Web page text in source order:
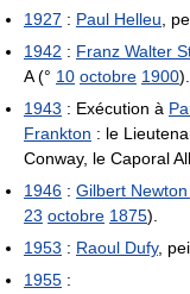
1927 : Paul Helleu,
1942 : Franz Walter
A (° 10 octobre 1900).
1943 : Exécution à
Frankton : le
Conway, le Caporal
1946 : Gilbert
23 octobre 1875).
1953 : Raoul Dufy,
1955 :